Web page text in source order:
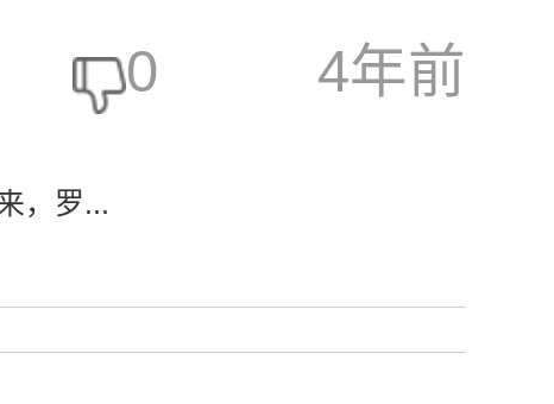
0 4年前
，罗...